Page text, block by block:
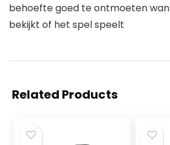
behoefte goed te ontmoeten
bekijkt of het spel speelt
Related Products